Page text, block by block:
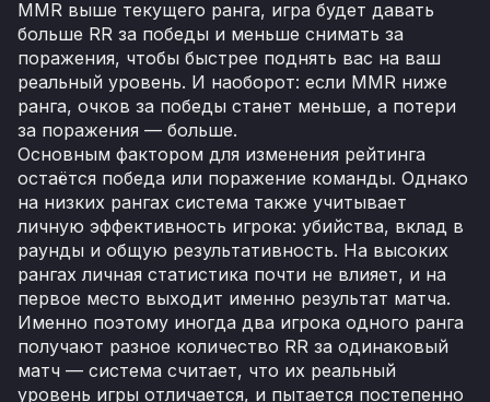
MMR выше текущего ранга, игра будет давать
больше RR за победы и меньше снимать за
поражения, чтобы быстрее поднять вас на ваш
реальный уровень. И наоборот: если MMR ниже
ранга, очков за победы станет меньше, а потери
за поражения — больше.
Основным фактором для изменения рейтинга
остаётся победа или поражение команды. Однако
на низких рангах система также учитывает
личную эффективность игрока: убийства, вклад в
раунды и общую результативность. На высоких
рангах личная статистика почти не влияет, и на
первое место выходит именно результат матча.
Именно поэтому иногда два игрока одного ранга
получают разное количество RR за одинаковый
матч — система считает, что их реальный
уровень игры отличается, и пытается постепенно